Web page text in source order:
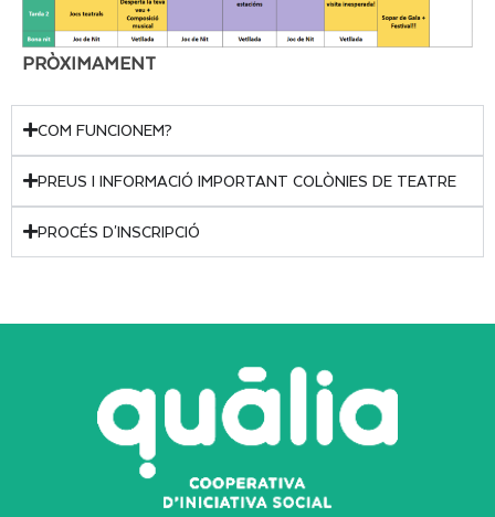
PRÒXIMAMENT
COM FUNCIONEM?
PREUS I INFORMACIÓ IMPORTANT COLÒNIES DE TEATRE
PROCÉS D'INSCRIPCIÓ